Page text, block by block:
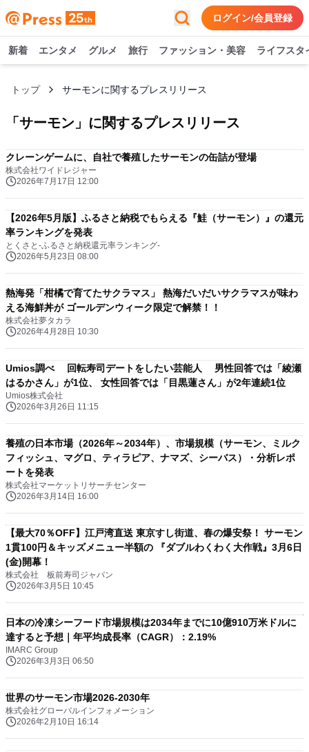
ログイン/会員登録
新着 エンタメ グルメ 旅行 ファッション・美容 ライフスタ
トップ サーモンに関するプレスリリース
「 サーモン 」に関するプレスリリース
クレーンゲームに、自社で養殖したサーモンの缶詰が登場
株式会社ワイドレジャー
2026年7月17日 12:00
【2026年5月版】ふるさと納税でもらえる『鮭（サーモン）』の還元
率ランキングを発表
とくさと-ふるさと納税還元率ランキング-
2026年5月23日 08:00
熱海発「柑橘で育てたサクラマス」 熱海だいだいサクラマスが味わ
える海鮮丼が ゴールデンウィーク限定で解禁！！
株式会社夢タカラ
2026年4月28日 10:30
Umios調べ 回転寿司デートをしたい芸能人 男性回答では「綾瀬
はるかさん」が1位、 女性回答では「目黒蓮さん」が2年連続1位
Umios株式会社
2026年3月26日 11:15
養殖の日本市場（2026年～2034年）、市場規模（サーモン、ミルク
フィッシュ、マグロ、ティラピア、ナマズ、シーバス）・分析レポ
ートを発表
株式会社マーケットリサーチセンター
2026年3月14日 16:00
【最大70％OFF】江戸湾直送 東京すし街道、春の爆安祭！ サーモン
1貫100円＆キッズメニュー半額の 『ダブルわくわく大作戦』3月6日
(金)開幕！
株式会社 板前寿司ジャパン
2026年3月5日 10:45
日本の冷凍シーフード市場規模は2034年までに10億910万米ドルに
達すると予想｜年平均成長率（CAGR）：2.19%
IMARC Group
2026年3月3日 06:50
世界のサーモン市場2026-2030年
株式会社グローバルインフォメーション
2026年2月10日 16:14